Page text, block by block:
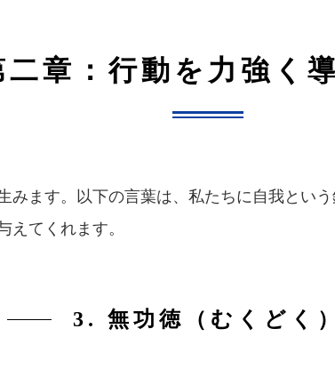
二章：行動を力強く
みます。以下の言葉は、私たちに自我とい
えてくれます。
3. 無功徳（むくどく）